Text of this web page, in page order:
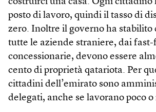
posto di lavoro, quindi il tasso di
zero. Inoltre il governo ha stabilito
tutte le aziende straniere, dai fast-
concessionarie, devono essere
cento di proprietà qatariota. Per
cittadini dell’emirato sono
delegati, anche se lavorano poco